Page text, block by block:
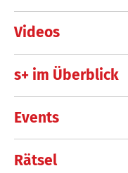
Videos
s+ im Überblick
Events
Rätsel